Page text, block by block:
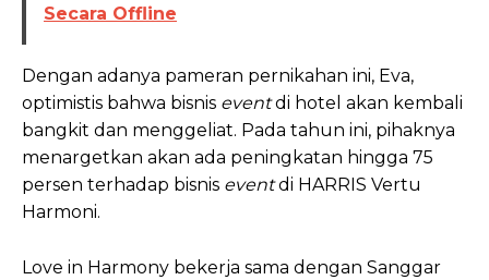
Secara Offline
Dengan adanya pameran pernikahan ini, Eva,
optimistis bahwa bisnis eventdi hotel akan kembali
bangkit dan menggeliat. Pada tahun ini, pihaknya
menargetkan akan ada peningkatan hingga 75
persen terhadap bisnis eventdi HARRIS Vertu
Harmoni.
Love in Harmony bekerja sama dengan Sanggar